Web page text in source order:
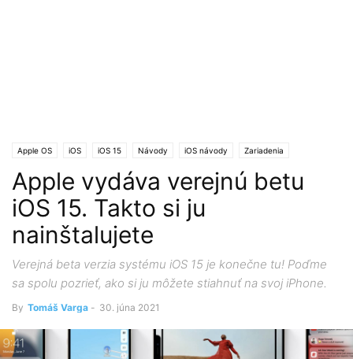
Apple OS iOS iOS 15 Návody iOS návody Zariadenia
iPhone/iPad
Apple vydáva verejnú betu
iOS 15. Takto si ju
nainštalujete
Verejná beta verzia systému iOS 15 je konečne tu! Poďme
sa spolu pozrieť, ako si ju môžete stiahnuť na svoj iPhone.
By Tomáš Varga - 30. júna 2021